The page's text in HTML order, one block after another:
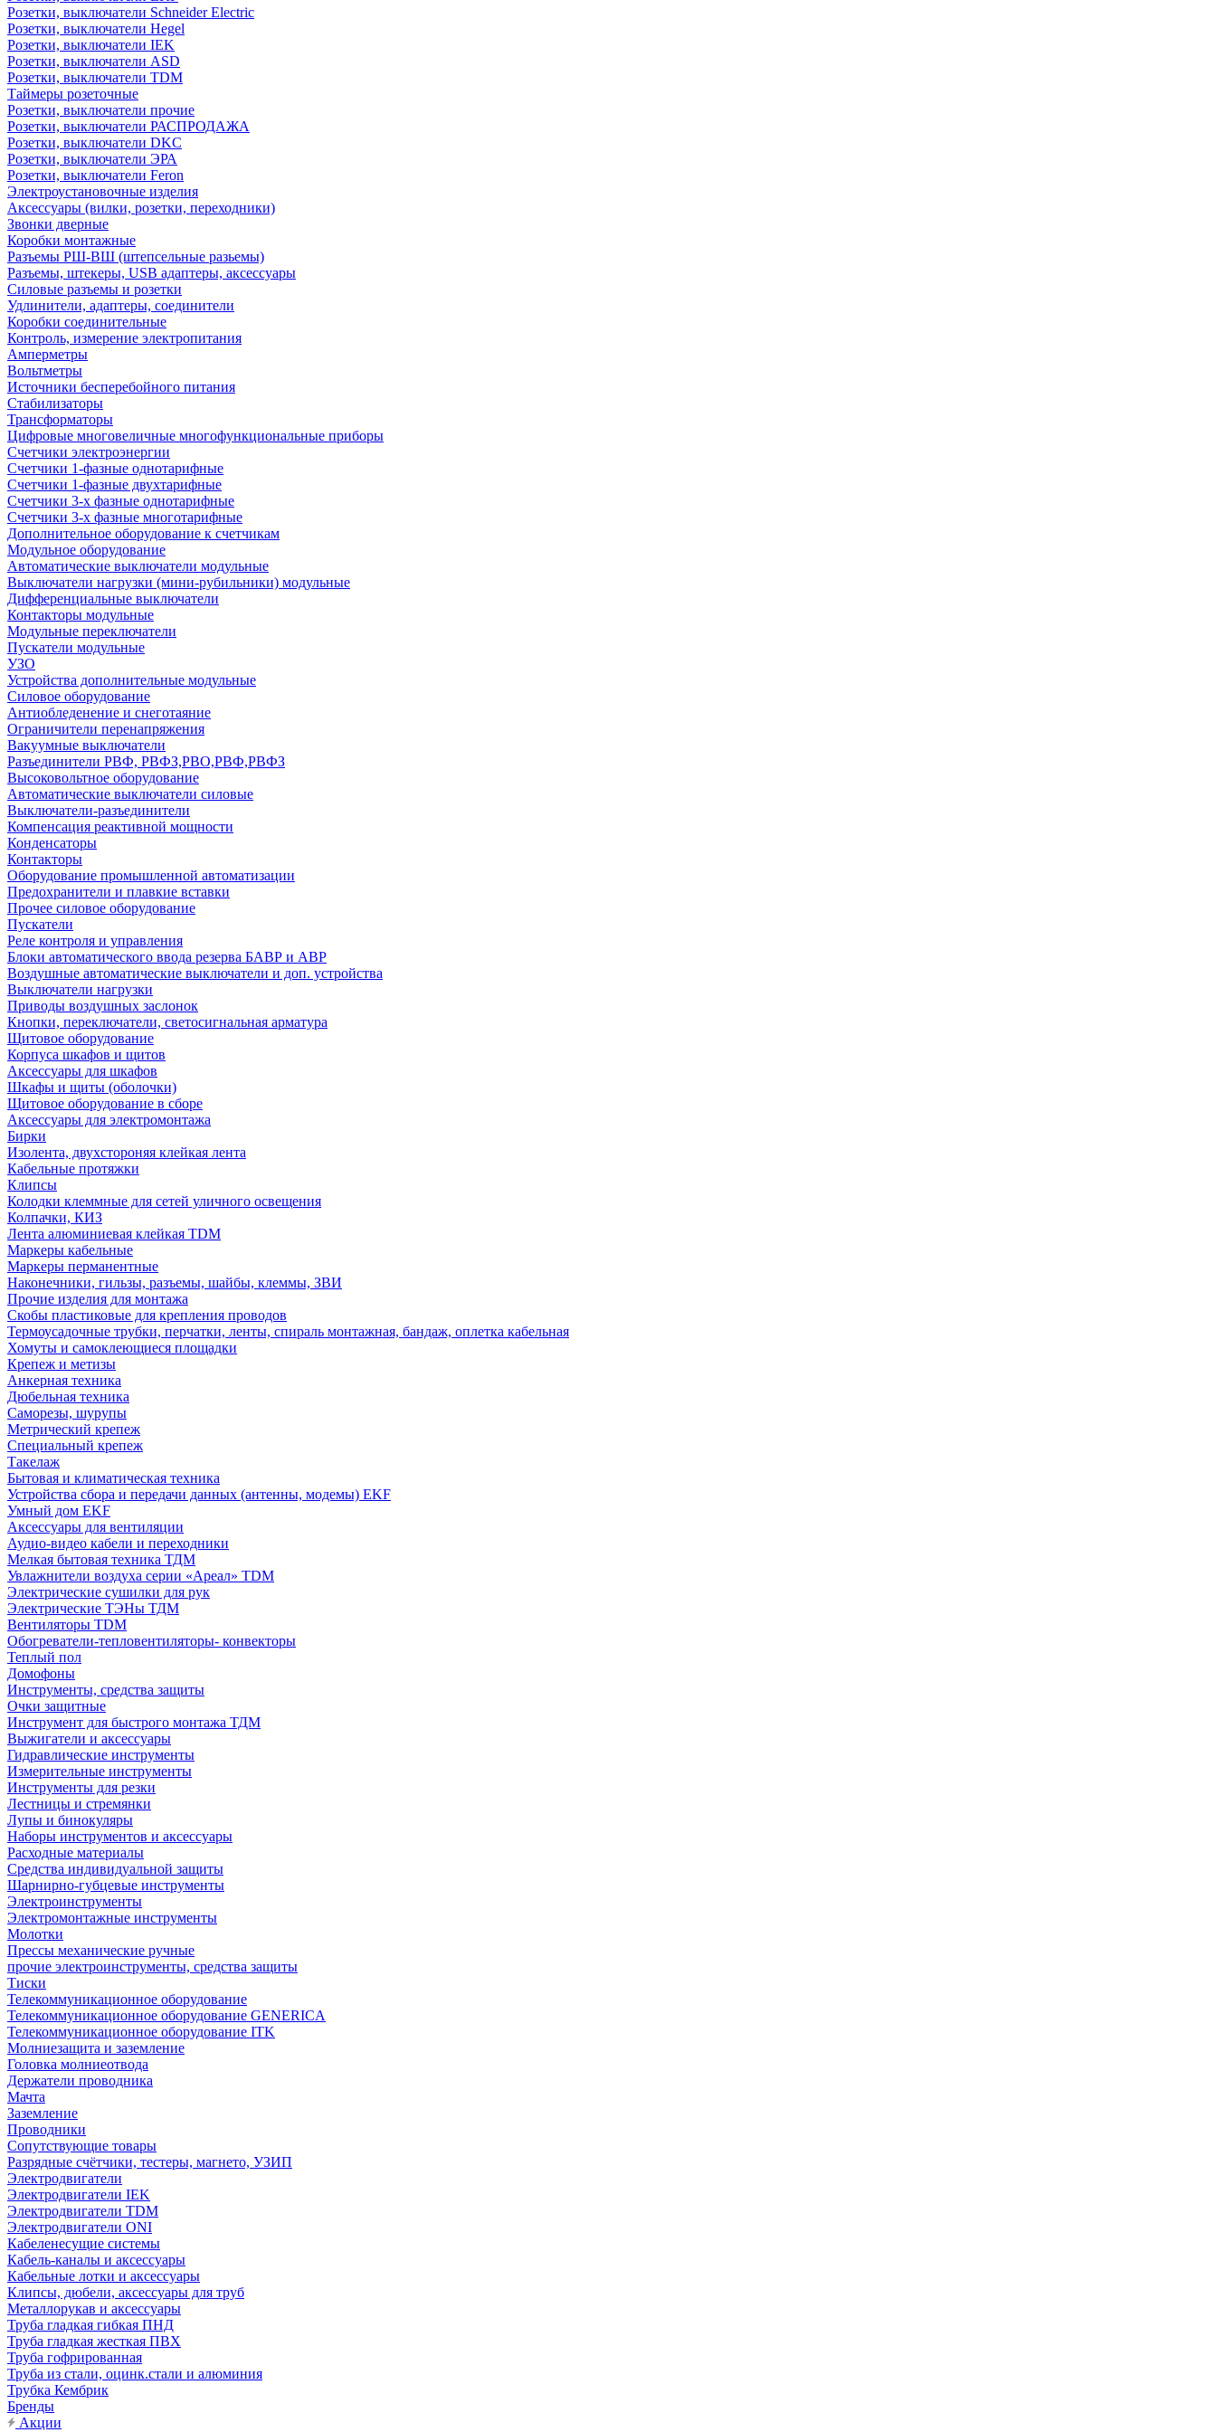
Розетки, выключатели Schneider Electric
Розетки, выключатели Hegel
Розетки, выключатели IEK
Розетки, выключатели ASD
Розетки, выключатели TDM
Таймеры розеточные
Розетки, выключатели прочие
Розетки, выключатели РАСПРОДАЖА
Розетки, выключатели DKC
Розетки, выключатели ЭРА
Розетки, выключатели Feron
Электроустановочные изделия
Аксессуары (вилки, розетки, переходники)
Звонки дверные
Коробки монтажные
Разъемы РШ-ВШ (штепсельные разьемы)
Разъемы, штекеры, USB адаптеры, аксессуары
Силовые разъемы и розетки
Удлинители, адаптеры, соединители
Коробки соединительные
Контроль, измерение электропитания
Амперметры
Вольтметры
Источники бесперебойного питания
Стабилизаторы
Трансформаторы
Цифровые многовеличные многофункциональные приборы
Счетчики электроэнергии
Счетчики 1-фазные однотарифные
Счетчики 1-фазные двухтарифные
Счетчики 3-х фазные однотарифные
Счетчики 3-х фазные многотарифные
Дополнительное оборудование к счетчикам
Модульное оборудование
Автоматические выключатели модульные
Выключатели нагрузки (мини-рубильники) модульные
Дифференциальные выключатели
Контакторы модульные
Модульные переключатели
Пускатели модульные
УЗО
Устройства дополнительные модульные
Силовое оборудование
Антиобледенение и снеготаяние
Ограничители перенапряжения
Вакуумные выключатели
Разъединители РВФ, РВФЗ,РВО,РВФ,РВФЗ
Высоковольтное оборудование
Автоматические выключатели cиловые
Выключатели-разъединители
Компенсация реактивной мощности
Конденсаторы
Контакторы
Оборудование промышленной автоматизации
Предохранители и плавкие вставки
Прочее силовое оборудование
Пускатели
Реле контроля и управления
Блоки автоматического ввода резерва БАВР и АВР
Воздушные автоматические выключатели и доп. устройства
Выключатели нагрузки
Приводы воздушных заслонок
Кнопки, переключатели, светосигнальная арматура
Щитовое оборудование
Корпуса шкафов и щитов
Аксессуары для шкафов
Шкафы и щиты (оболочки)
Щитовое оборудование в сборе
Аксессуары для электромонтажа
Бирки
Изолента, двухстороняя клейкая лента
Кабельные протяжки
Клипсы
Колодки клеммные для сетей уличного освещения
Колпачки, КИЗ
Лента алюминиевая клейкая TDM
Маркеры кабельные
Маркеры перманентные
Наконечники, гильзы, разъемы, шайбы, клеммы, ЗВИ
Прочие изделия для монтажа
Скобы пластиковые для крепления проводов
Термоусадочные трубки, перчатки, ленты, спираль монтажная, бандаж, оплетка кабельная
Хомуты и самоклеющиеся площадки
Крепеж и метизы
Анкерная техника
Дюбельная техника
Саморезы, шурупы
Метрический крепеж
Специальный крепеж
Такелаж
Бытовая и климатическая техника
Устройства сбора и передачи данных (антенны, модемы) EKF
Умный дом EKF
Аксессуары для вентиляции
Аудио-видео кабели и переходники
Мелкая бытовая техника ТДМ
Увлажнители воздуха серии «Ареал» TDM
Электрические сушилки для рук
Электрические ТЭНы ТДМ
Вентиляторы TDM
Обогреватели-тепловентиляторы- конвекторы
Теплый пол
Домофоны
Инструменты, средства защиты
Очки защитные
Инструмент для быстрого монтажа ТДМ
Выжигатели и аксессуары
Гидравлические инструменты
Измерительные инструменты
Инструменты для резки
Лестницы и стремянки
Лупы и бинокуляры
Наборы инструментов и аксессуары
Расходные материалы
Средства индивидуальной защиты
Шарнирно-губцевые инструменты
Электроинструменты
Электромонтажные инструменты
Молотки
Прессы механические ручные
прочие электроинструменты, средства защиты
Тиски
Телекоммуникационное оборудование
Телекоммуникационное оборудование GENERICA
Телекоммуникационное оборудование ITK
Молниезащита и заземление
Головка молниеотвода
Держатели проводника
Мачта
Заземление
Проводники
Сопутствующие товары
Разрядные счётчики, тестеры, магнето, УЗИП
Электродвигатели
Электродвигатели IEK
Электродвигатели TDM
Электродвигатели ONI
Кабеленесущие системы
Кабель-каналы и аксессуары
Кабельные лотки и аксессуары
Клипсы, дюбели, аксессуары для труб
Металлорукав и аксессуары
Труба гладкая гибкая ПНД
Труба гладкая жесткая ПВХ
Труба гофрированная
Труба из стали, оцинк.стали и алюминия
Трубка Кембрик
Бренды
Акции